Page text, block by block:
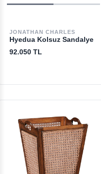
JONATHAN CHARLES
Hyedua Kolsuz Sandalye
92.050 TL